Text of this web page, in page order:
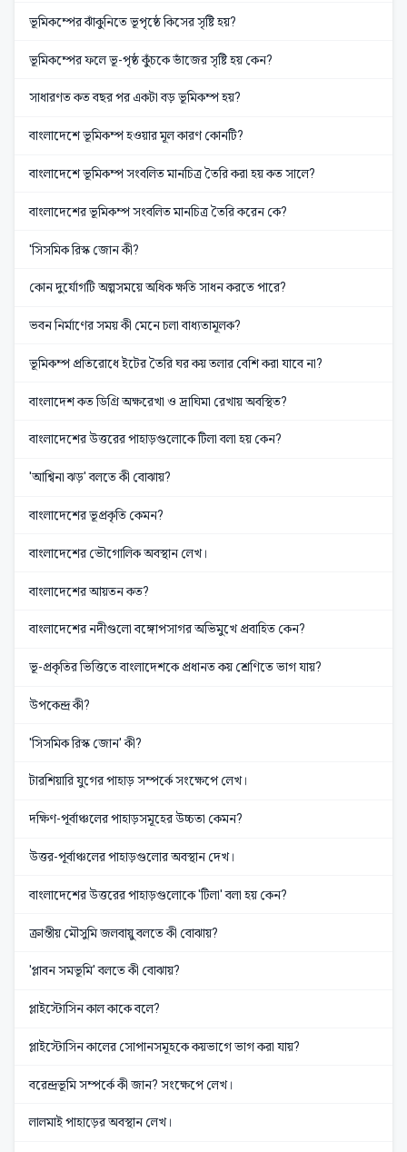
ভূমিকম্পের ঝাঁকুনিতে ভূপৃষ্ঠে কিসের সৃষ্টি হয়?
ভূমিকম্পের ফলে ভূ-পৃষ্ঠ কুঁচকে ভাঁজের সৃষ্টি হয় কেন?
সাধারণত কত বছর পর একটা বড় ভূমিকম্প হয়?
বাংলাদেশে ভূমিকম্প হওয়ার মূল কারণ কোনটি?
বাংলাদেশে ভূমিকম্প সংবলিত মানচিত্র তৈরি করা হয় কত সালে?
বাংলাদেশের ভূমিকম্প সংবলিত মানচিত্র তৈরি করেন কে?
'সিসমিক রিস্ক জোন কী?
কোন দুর্যোগটি অল্পসময়ে অধিক ক্ষতি সাধন করতে পারে?
ভবন নির্মাণের সময় কী মেনে চলা বাধ্যতামূলক?
ভূমিকম্প প্রতিরোধে ইটের তৈরি ঘর কয় তলার বেশি করা যাবে না?
বাংলাদেশ কত ডিগ্রি অক্ষরেখা ও দ্রাঘিমা রেখায় অবস্থিত?
বাংলাদেশের উত্তরের পাহাড়গুলোকে টিলা বলা হয় কেন?
'আশ্বিনা ঝড়' বলতে কী বোঝায়?
বাংলাদেশের ভূপ্রকৃতি কেমন?
বাংলাদেশের ভৌগোলিক অবস্থান লেখ।
বাংলাদেশের আয়তন কত?
বাংলাদেশের নদীগুলো বঙ্গোপসাগর অভিমুখে প্রবাহিত কেন?
ভূ-প্রকৃতির ভিত্তিতে বাংলাদেশকে প্রধানত কয় শ্রেণিতে ভাগ যায়?
উপকেন্দ্র কী?
'সিসমিক রিস্ক জোন' কী?
টারশিয়ারি যুগের পাহাড় সম্পর্কে সংক্ষেপে লেখ।
দক্ষিণ-পূর্বাঞ্চলের পাহাড়সমূহের উচ্চতা কেমন?
উত্তর-পূর্বাঞ্চলের পাহাড়গুলোর অবস্থান দেখ।
বাংলাদেশের উত্তরের পাহাড়গুলোকে 'টিলা' বলা হয় কেন?
ক্রান্তীয় মৌসুমি জলবায়ু বলতে কী বোঝায়?
'প্লাবন সমভূমি' বলতে কী বোঝায়?
প্লাইস্টোসিন কাল কাকে বলে?
প্লাইস্টোসিন কালের সোপানসমূহকে কয়ভাগে ভাগ করা যায়?
বরেন্দ্রভূমি সম্পর্কে কী জান? সংক্ষেপে লেখ।
লালমাই পাহাড়ের অবস্থান লেখ।